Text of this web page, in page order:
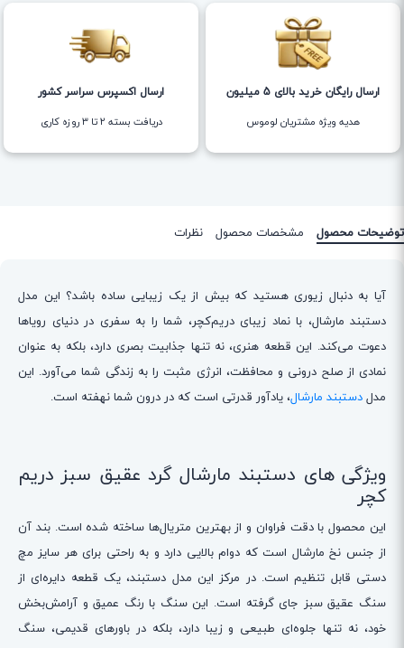
ارسال رایگان خرید بالای 5 میلیون
هدیه ویژه مشتریان لوموس
ارسال اکسپرس سراسر کشور
دریافت بسته ۲ تا ۳ روزه کاری
توضیحات محصول مشخصات محصول نظرات
آیا به دنبال زیوری هستید که بیش از یک زیبایی ساده باشد؟ این مدل
دستبند مارشال، با نماد زیبای دریم‌کچر، شما را به سفری در دنیای رویاها
دعوت می‌کند. این قطعه هنری، نه تنها جذابیت بصری دارد، بلکه به عنوان
نمادی از صلح درونی و محافظت، انرژی مثبت را به زندگی شما می‌آورد. این
مدلدستبند مارشال، یادآور قدرتی است که در درون شما نهفته است.
ویژگی های دستبند مارشال گرد عقیق سبز دریم
کچر
این محصول با دقت فراوان و از بهترین متریال‌ها ساخته شده است. بند آن
از جنس نخ مارشال است که دوام بالایی دارد و به راحتی برای هر سایز مچ
دستی قابل تنظیم است. در مرکز این مدل دستبند، یک قطعه دایره‌ای از
سنگ عقیق سبز جای گرفته است. این سنگ با رنگ عمیق و آرامش‌بخش
خود، نه تنها جلوه‌ای طبیعی و زیبا دارد، بلکه در باورهای قدیمی، سنگ